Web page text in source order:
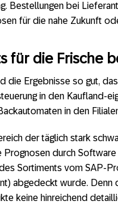
Bestellungen bei
für die nahe Zukunft
für die Frische
die Ergebnisse so gut,
in den Kaufland-
in den
der täglich stark
Prognosen durch
Sortiments vom SAP-
abgedeckt wurde.
keine hinreichend